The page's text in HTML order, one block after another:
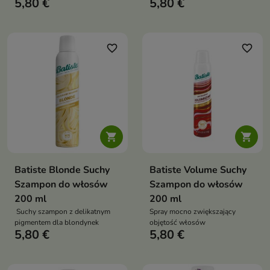
5,80 € 5,80 €

favorite_border
Batiste Blonde Suchy
Szampon do włosów
200 ml
Suchy szampon z delikatnym
pigmentem dla blondynek
5,80 €

favorite_border
Batiste Volume Suchy
Szampon do włosów
200 ml
Spray mocno zwiększający
objętość włosów
5,80 €